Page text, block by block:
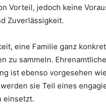
Vorteil, jedoch keine
Zuverlässigkeit.
eine Familie ganz
zu sammeln.
ist ebenso vorgesehen
sie Teil eines
einsetzt.